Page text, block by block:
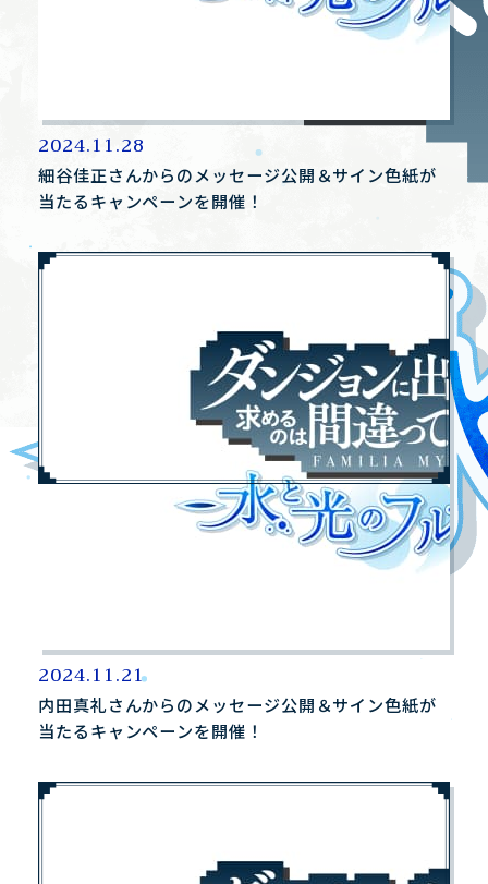
2024.11.28
細谷佳正さんからのメッセージ公開＆サイン色紙が
当たるキャンペーンを開催！
2024.11.21
内田真礼さんからのメッセージ公開＆サイン色紙が
当たるキャンペーンを開催！